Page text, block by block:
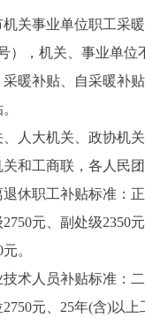
事业单位职工采暖
），机关、事业单位
暖补贴、自采暖补
大机关、政协机关
和工商联，各人民
休职工补贴标准：
元、副处级2350
。
人员补贴标准：二
元、25年(含)以